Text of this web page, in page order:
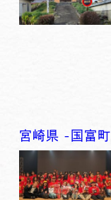
宮崎県 - 国富町